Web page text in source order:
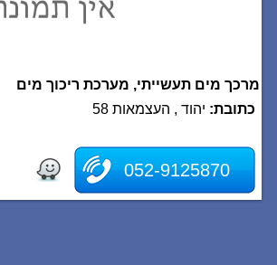
מרכך מים תעשייתי, מערכת ריכוך מים
כתובת: יהוד , העצמאות 58
052-9125870